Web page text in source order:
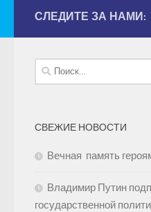
СЛЕДИТЕ ЗА НАМИ:
Найти:
СВЕЖИЕ НОВОСТИ
Вечная память
Владимир Путин
государственной